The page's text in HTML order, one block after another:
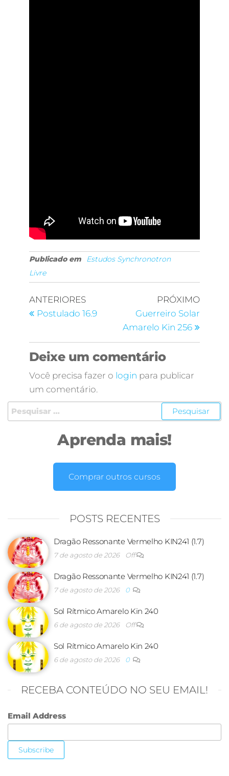
Publicado em
Estudos Synchronotron
Livre
ANTERIORES
Postulado 16.9
PRÓXIMO
Guerreiro Solar
Amarelo Kin 256
Deixe um comentário
Você precisa fazer o login para publicar
um comentário.
Aprenda mais!
Comprar outros cursos
POSTS RECENTES
Dragão Ressonante Vermelho KIN241 (1.7)
7 de agosto de 2026 Off
Dragão Ressonante Vermelho KIN241 (1.7)
7 de agosto de 2026 0
Sol Rítmico Amarelo Kin 240
6 de agosto de 2026 Off
Sol Rítmico Amarelo Kin 240
6 de agosto de 2026 0
RECEBA CONTEÚDO NO SEU EMAIL!
Email Address